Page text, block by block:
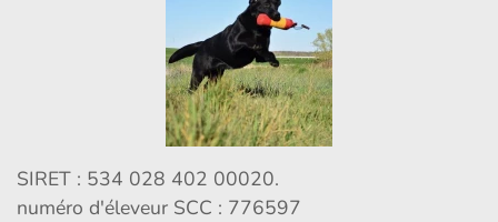
SIRET : 534 028 402 00020.
numéro d'éleveur SCC : 776597